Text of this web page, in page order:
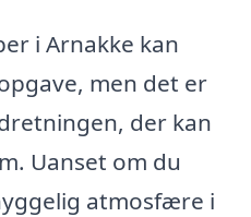
i Arnakke kan
men det er
der kan
Uanset om du
atmosfære i